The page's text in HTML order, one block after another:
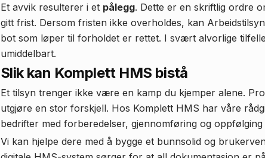
Et avvik resulterer i et pålegg. Dette er en skriftlig ordre
gitt frist. Dersom fristen ikke overholdes, kan
bot som løper til forholdet er rettet. I svært alvorlige
umiddelbart.
Slik kan Komplett HMS bistå
Et tilsyn trenger ikke være en kamp du kjemper alene.
utgjøre en stor forskjell. Hos Komplett HMS har våre
bedrifter med forberedelser, gjennomføring og oppfølging
Vi kan hjelpe dere med å bygge et bunnsolid og